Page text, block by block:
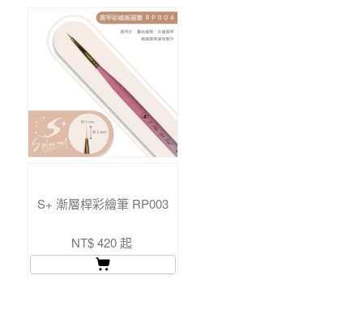
S+ 漸層桿彩繪筆 RP003
NT$ 420 起